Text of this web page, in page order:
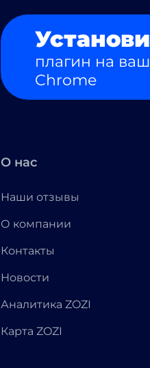
Установи
плагин на ваш
Chrome
О нас
Наши отзывы
О компании
Контакты
Новости
Аналитика ZOZI
Карта ZOZI